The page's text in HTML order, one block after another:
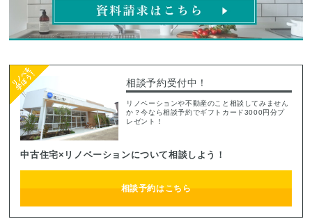
相談予約受付中！
リノベーションや不動産のこと相談してみません
か？今なら相談予約でギフトカード3000円分プ
レゼント！
中古住宅×リノベーションについて相談しよう！
相談予約はこちら